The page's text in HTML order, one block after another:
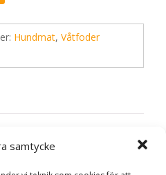
samtycke
Hundmat, Våtfoder